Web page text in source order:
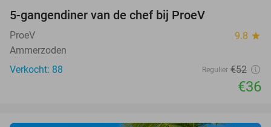
5-gangendiner van de chef bij ProeV
ProeV 9.8 star
Ammerzoden
Verkocht: 88
Regulier €52
€36